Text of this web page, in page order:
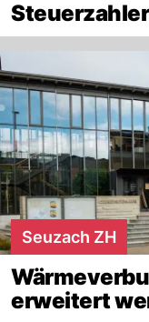
Seuzach ZH
erweitert